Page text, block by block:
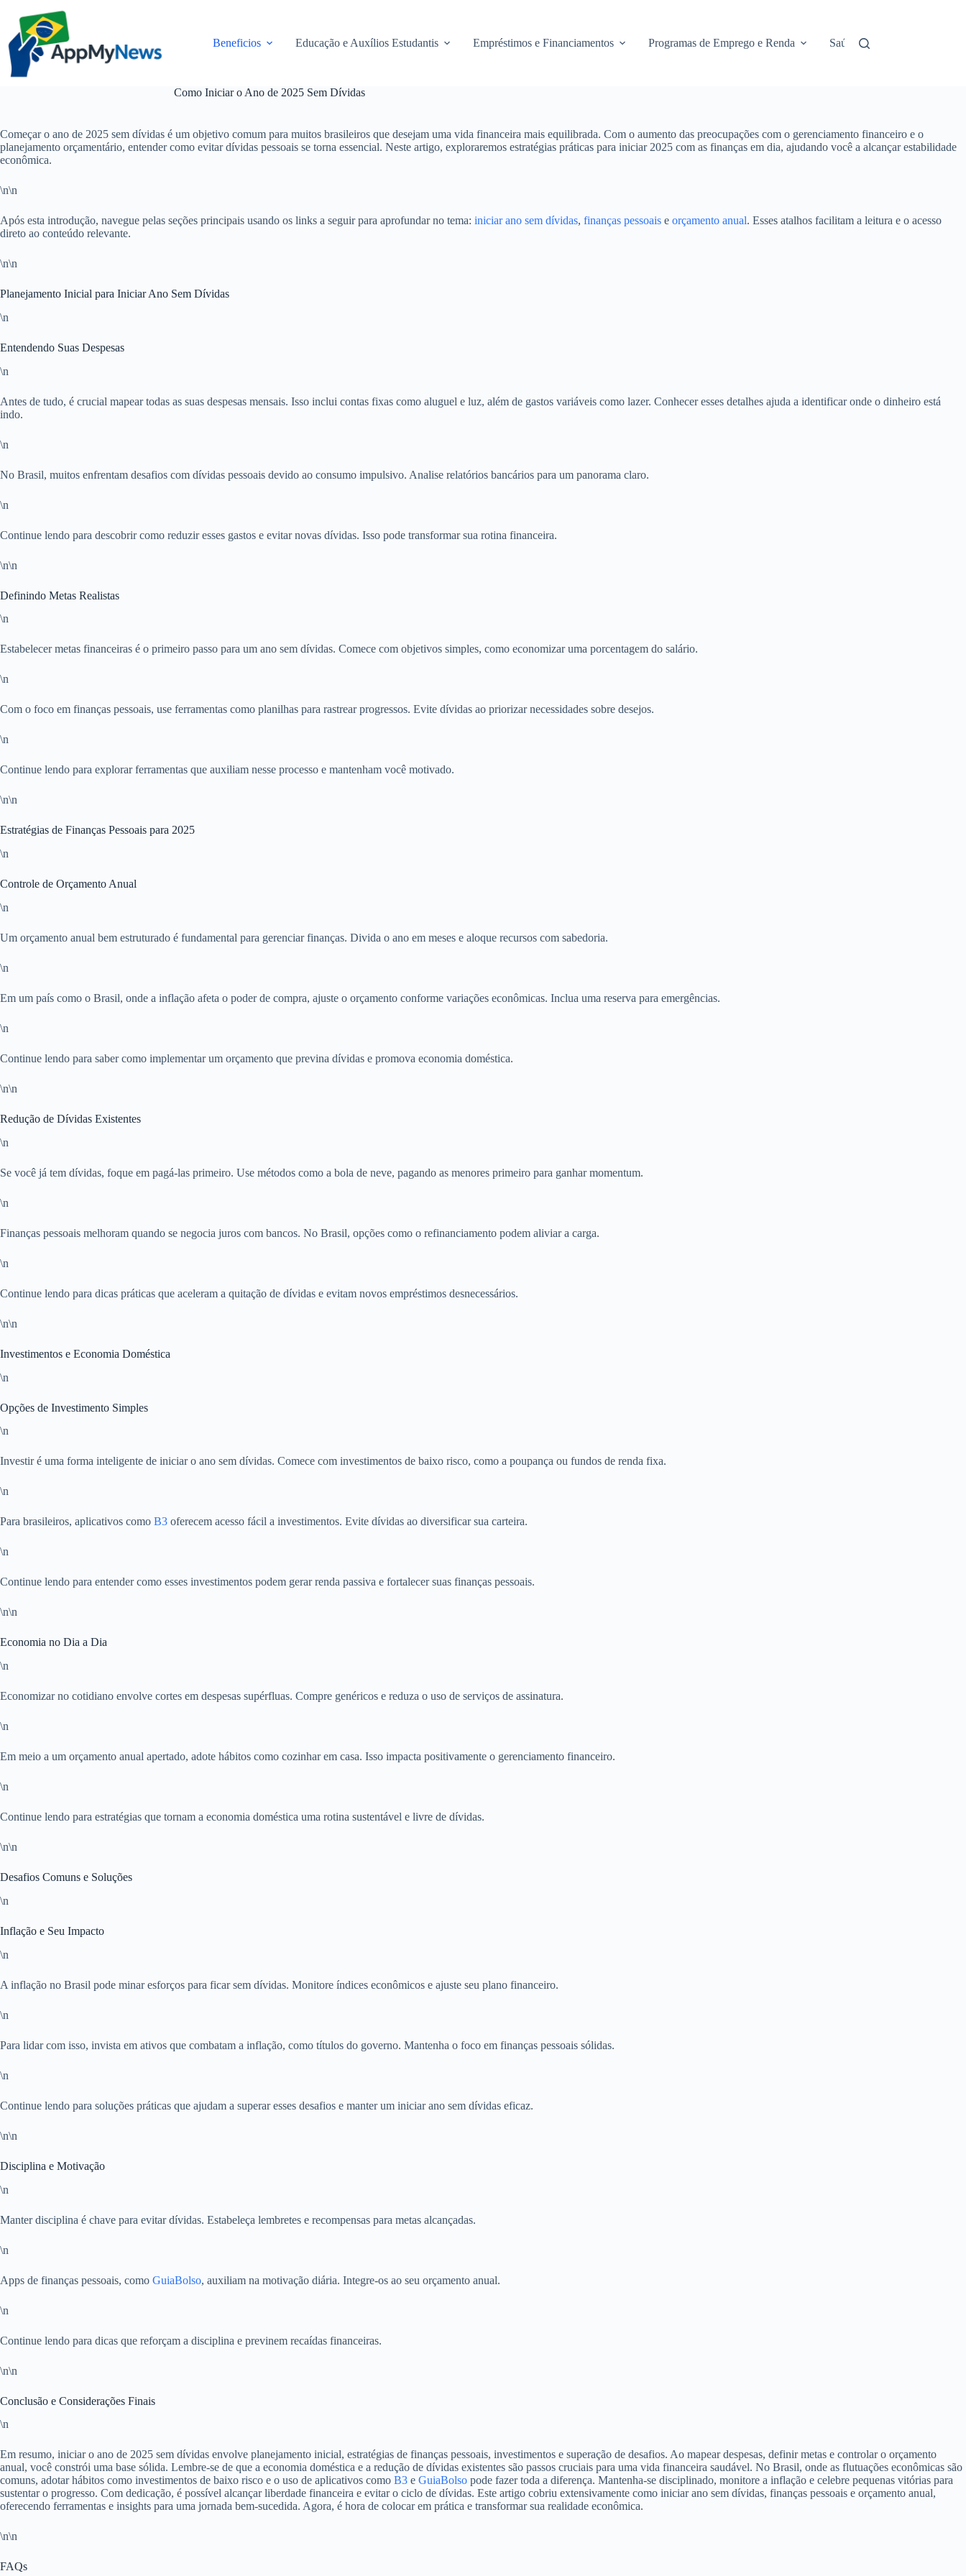
conteúdo
Beneficios Educação e Auxílios Estudantis Empréstimos e Financiamentos Programas de Emprego e Renda Saúde e Assistência
Como Iniciar o Ano de 2025 Sem Dívidas
Começar o ano de 2025 sem dívidas é um objetivo comum para muitos brasileiros que desejam uma vida financeira mais equilibrada. Com o aumento das preocupações com o gerenciamento financeiro e o
planejamento orçamentário, entender como evitar dívidas pessoais se torna essencial. Neste artigo, exploraremos estratégias práticas para iniciar 2025 com as finanças em dia, ajudando você a alcançar estabilidade
econômica.
\n\n
Após esta introdução, navegue pelas seções principais usando os links a seguir para aprofundar no tema: iniciar ano sem dívidas, finanças pessoais e orçamento anual. Esses atalhos facilitam a leitura e o acesso
direto ao conteúdo relevante.
\n\n
Planejamento Inicial para Iniciar Ano Sem Dívidas
\n
Entendendo Suas Despesas
\n
Antes de tudo, é crucial mapear todas as suas despesas mensais. Isso inclui contas fixas como aluguel e luz, além de gastos variáveis como lazer. Conhecer esses detalhes ajuda a identificar onde o dinheiro está
indo.
\n
No Brasil, muitos enfrentam desafios com dívidas pessoais devido ao consumo impulsivo. Analise relatórios bancários para um panorama claro.
\n
Continue lendo para descobrir como reduzir esses gastos e evitar novas dívidas. Isso pode transformar sua rotina financeira.
\n\n
Definindo Metas Realistas
\n
Estabelecer metas financeiras é o primeiro passo para um ano sem dívidas. Comece com objetivos simples, como economizar uma porcentagem do salário.
\n
Com o foco em finanças pessoais, use ferramentas como planilhas para rastrear progressos. Evite dívidas ao priorizar necessidades sobre desejos.
\n
Continue lendo para explorar ferramentas que auxiliam nesse processo e mantenham você motivado.
\n\n
Estratégias de Finanças Pessoais para 2025
\n
Controle de Orçamento Anual
\n
Um orçamento anual bem estruturado é fundamental para gerenciar finanças. Divida o ano em meses e aloque recursos com sabedoria.
\n
Em um país como o Brasil, onde a inflação afeta o poder de compra, ajuste o orçamento conforme variações econômicas. Inclua uma reserva para emergências.
\n
Continue lendo para saber como implementar um orçamento que previna dívidas e promova economia doméstica.
\n\n
Redução de Dívidas Existentes
\n
Se você já tem dívidas, foque em pagá-las primeiro. Use métodos como a bola de neve, pagando as menores primeiro para ganhar momentum.
\n
Finanças pessoais melhoram quando se negocia juros com bancos. No Brasil, opções como o refinanciamento podem aliviar a carga.
\n
Continue lendo para dicas práticas que aceleram a quitação de dívidas e evitam novos empréstimos desnecessários.
\n\n
Investimentos e Economia Doméstica
\n
Opções de Investimento Simples
\n
Investir é uma forma inteligente de iniciar o ano sem dívidas. Comece com investimentos de baixo risco, como a poupança ou fundos de renda fixa.
\n
Para brasileiros, aplicativos como B3 oferecem acesso fácil a investimentos. Evite dívidas ao diversificar sua carteira.
\n
Continue lendo para entender como esses investimentos podem gerar renda passiva e fortalecer suas finanças pessoais.
\n\n
Economia no Dia a Dia
\n
Economizar no cotidiano envolve cortes em despesas supérfluas. Compre genéricos e reduza o uso de serviços de assinatura.
\n
Em meio a um orçamento anual apertado, adote hábitos como cozinhar em casa. Isso impacta positivamente o gerenciamento financeiro.
\n
Continue lendo para estratégias que tornam a economia doméstica uma rotina sustentável e livre de dívidas.
\n\n
Desafios Comuns e Soluções
\n
Inflação e Seu Impacto
\n
A inflação no Brasil pode minar esforços para ficar sem dívidas. Monitore índices econômicos e ajuste seu plano financeiro.
\n
Para lidar com isso, invista em ativos que combatam a inflação, como títulos do governo. Mantenha o foco em finanças pessoais sólidas.
\n
Continue lendo para soluções práticas que ajudam a superar esses desafios e manter um iniciar ano sem dívidas eficaz.
\n\n
Disciplina e Motivação
\n
Manter disciplina é chave para evitar dívidas. Estabeleça lembretes e recompensas para metas alcançadas.
\n
Apps de finanças pessoais, como GuiaBolso, auxiliam na motivação diária. Integre-os ao seu orçamento anual.
\n
Continue lendo para dicas que reforçam a disciplina e previnem recaídas financeiras.
\n\n
Conclusão e Considerações Finais
\n
Em resumo, iniciar o ano de 2025 sem dívidas envolve planejamento inicial, estratégias de finanças pessoais, investimentos e superação de desafios. Ao mapear despesas, definir metas e controlar o orçamento
anual, você constrói uma base sólida. Lembre-se de que a economia doméstica e a redução de dívidas existentes são passos cruciais para uma vida financeira saudável. No Brasil, onde as flutuações econômicas são
comuns, adotar hábitos como investimentos de baixo risco e o uso de aplicativos como B3 e GuiaBolso pode fazer toda a diferença. Mantenha-se disciplinado, monitore a inflação e celebre pequenas vitórias para
sustentar o progresso. Com dedicação, é possível alcançar liberdade financeira e evitar o ciclo de dívidas. Este artigo cobriu extensivamente como iniciar ano sem dívidas, finanças pessoais e orçamento anual,
oferecendo ferramentas e insights para uma jornada bem-sucedida. Agora, é hora de colocar em prática e transformar sua realidade econômica.
\n\n
FAQs